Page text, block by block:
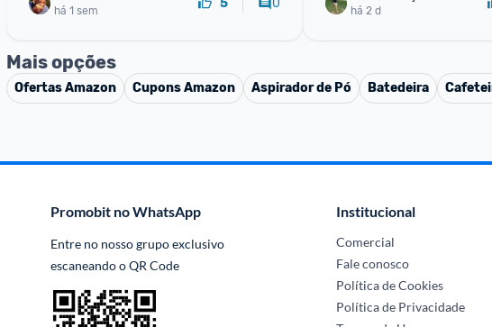
há 1 sem
5
há 2 d
Mais opções
OfertasAmazon CuponsAmazon Aspirador de Pó Batedeira
Promobit no WhatsApp
Entre no nosso grupo exclusivo
escaneando o QR Code
Institucional
Comercial
Fale conosco
Política de Cookies
Política de Privacidade